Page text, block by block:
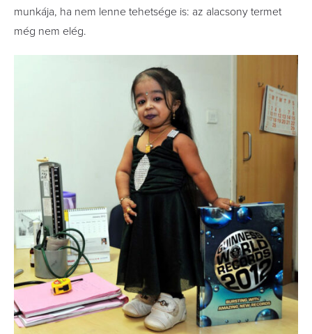
munkája, ha nem lenne tehetsége is: az alacsony termet
még nem elég.